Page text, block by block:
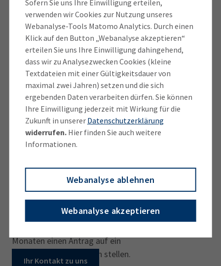
Sofern Sie uns Ihre Einwilligung erteilen,
verwenden wir Cookies zur Nutzung unseres
Webanalyse-Tools Matomo Analytics. Durch einen
Klick auf den Button „Webanalyse akzeptieren“
erteilen Sie uns Ihre Einwilligung dahingehend,
dass wir zu Analysezwecken Cookies (kleine
Textdateien mit einer Gültigkeitsdauer von
maximal zwei Jahren) setzen und die sich
ergebenden Daten verarbeiten dürfen. Sie können
Ihre Einwilligung jederzeit mit Wirkung für die
Zukunft in unserer Datenschutzerklärung
widerrufen.Hier finden Sie auch weitere
Informationen.
Webanalyse ablehnen
Webanalyse akzeptieren
beruflichen Bildung anschlussfähig.
In einem Zeugnis bescheinigen wir Ihnen die
vollständige Vergleichbarkeit der beruflichen
Handlungsfähigkeit. In einem Bescheid bescheinigen
wir Ihnen die überwiegende Vergleichbarkeit der
beruflichen Handlungsfähigkeit. Der Bescheid führt
dabei genau auf, für welche Teile des Berufs die
Handlungsfähigkeit vorliegt und in welchen
Bereichen sie nicht nachgewiesen werden konnte.
Kann keine ausreichende berufliche
Antrag abgelehnt.
Bei einer überwiegenden Vergleichbarkeit können Sie
ein Ergänzungsverfahren anstreben. Wenn wir den
Monaten einen Antrag auf ein
Wiederholungsverfahren stellen.
Ihr Kontakt zu uns